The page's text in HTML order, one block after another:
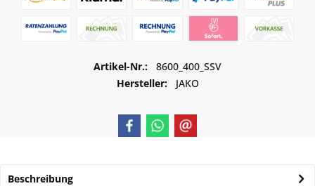
Artikel-Nr.:
8600_400_SSV
Hersteller:
JAKO
Beschreibung